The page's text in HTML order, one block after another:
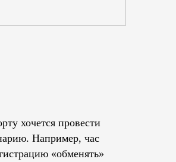
хочется провести
Например, час
«обменять»